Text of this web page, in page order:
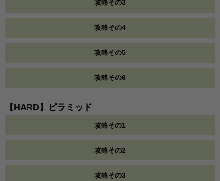
攻略その3
攻略その4
攻略その5
攻略その6
【HARD】ピラミッド
攻略その1
攻略その2
攻略その3